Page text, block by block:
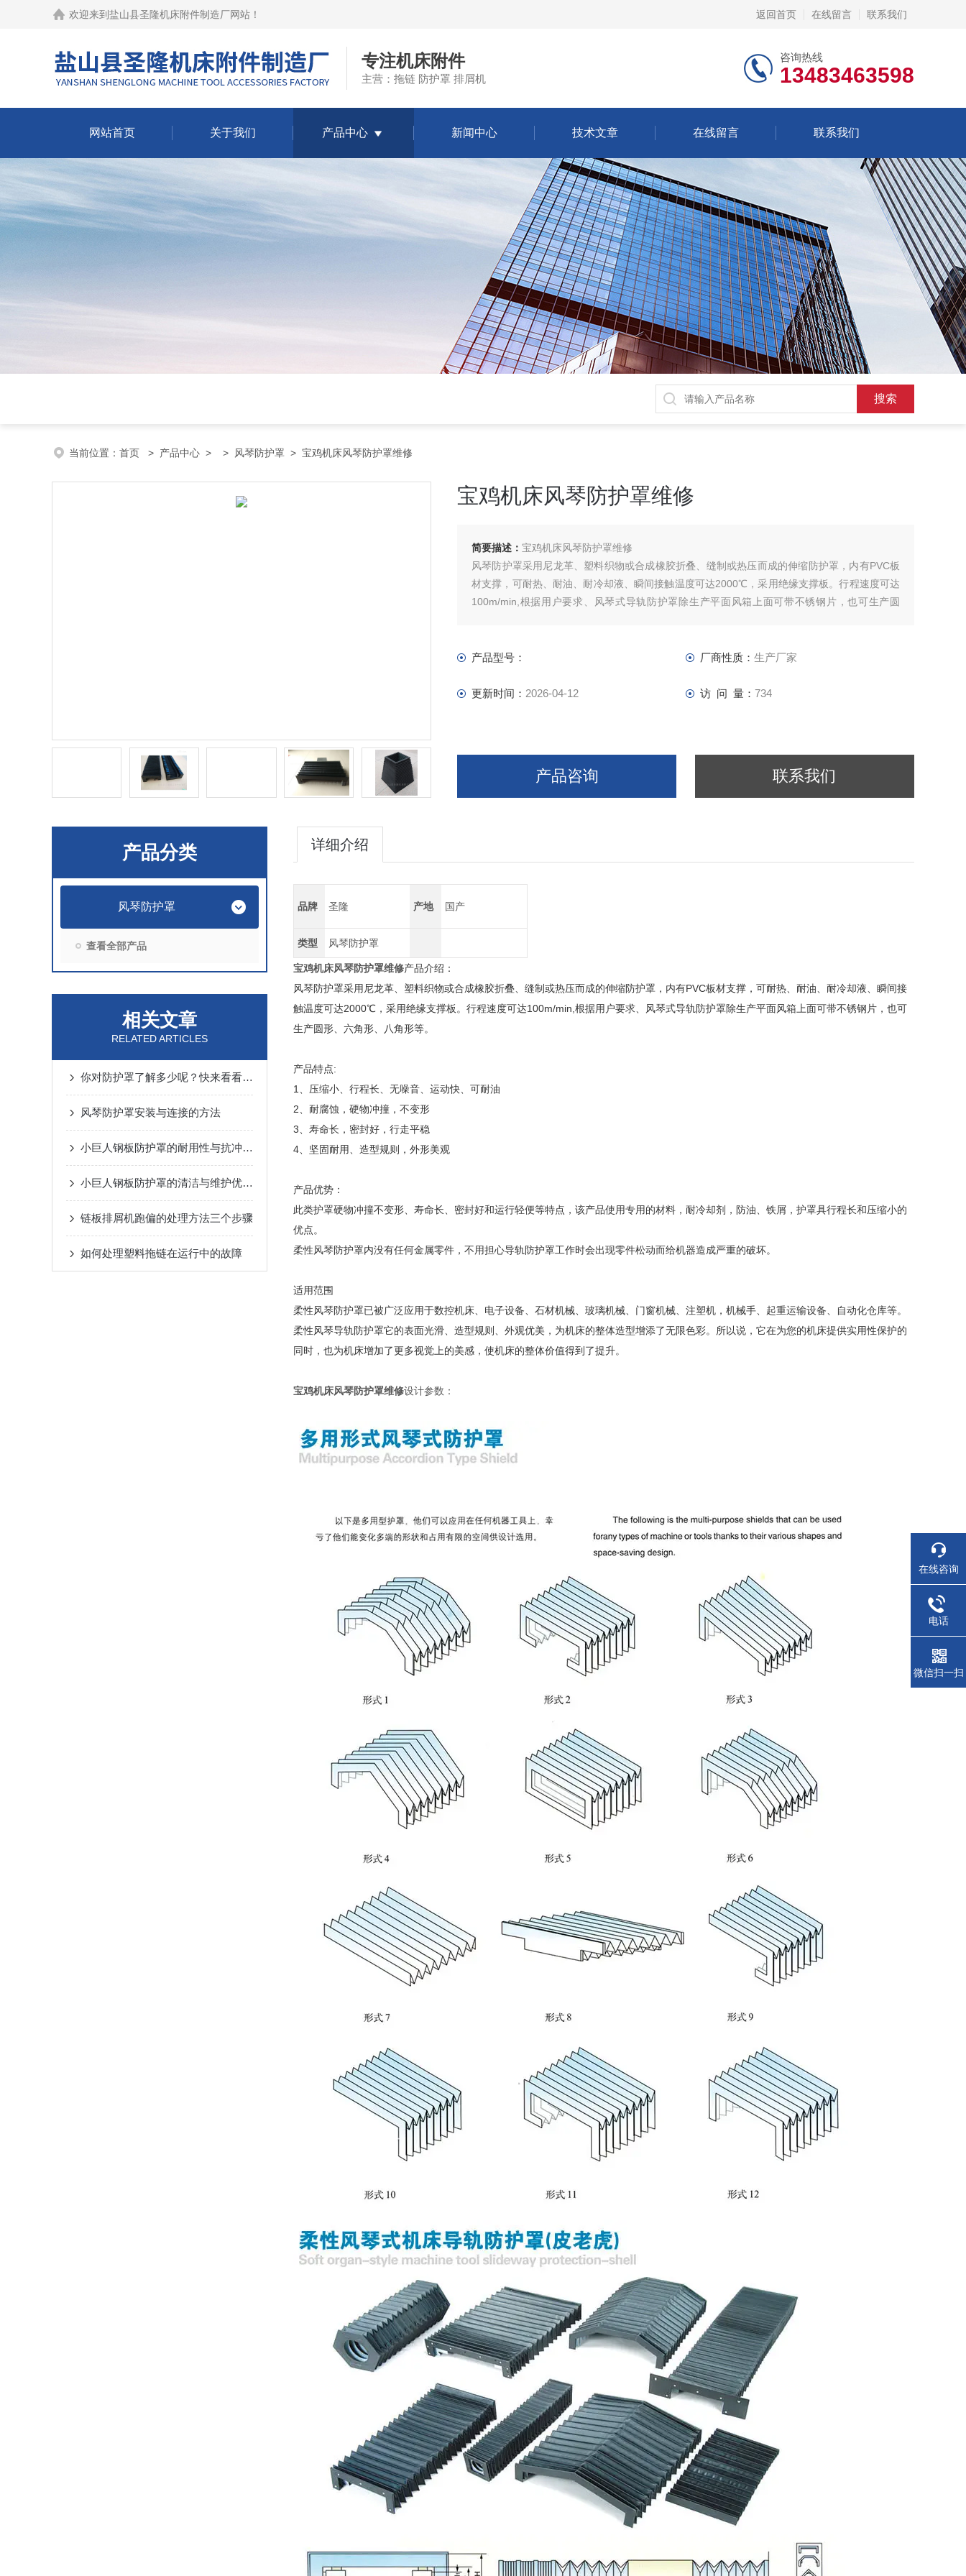
欢迎来到 盐山县圣隆机床附件制造厂网站 ！ 返回首页 在线留言 联系我们
专注机床附件
主营：拖链 防护罩 排屑机
咨询热线
13483463598
网站首页 关于我们 产品中心 新闻中心 技术文章 在线留言 联系我们
当前位置： 首页 > 产品中心 > > 风琴防护罩 > 宝鸡机床风琴防护罩维修
宝鸡机床风琴防护罩维修
简要描述： 宝鸡机床风琴防护罩维修
风琴防护罩采用尼龙革、塑料织物或合成橡胶折叠、缝制或热压而成的伸缩防护罩，内有PVC板
材支撑，可耐热、耐油、耐冷却液、瞬间接触温度可达2000℃，采用绝缘支撑板。行程速度可达
100m/min,根据用户要求、风琴式导轨防护罩除生产平面风箱上面可带不锈钢片，也可生产圆
产品型号： 厂商性质： 生产厂家
更新时间： 2026-04-12 访 问 量： 734
产品咨询 联系我们
产品分类
风琴防护罩
查看全部产品
相关文章
RELATED ARTICLES
你对防护罩了解多少呢？快来看看吧！
风琴防护罩安装与连接的方法
小巨人钢板防护罩的耐用性与抗冲击性能分析
小巨人钢板防护罩的清洁与维护优势概述
链板排屑机跑偏的处理方法三个步骤
如何处理塑料拖链在运行中的故障
详细介绍
品牌 圣隆 产地 国产
类型 风琴防护罩
宝鸡机床风琴防护罩维修产品介绍：
风琴防护罩采用尼龙革、塑料织物或合成橡胶折叠、缝制或热压而成的伸缩防护罩，内有PVC板材支撑，可耐热、耐油、耐冷却液、瞬间接
触温度可达2000℃，采用绝缘支撑板。行程速度可达100m/min,根据用户要求、风琴式导轨防护罩除生产平面风箱上面可带不锈钢片，也可
生产圆形、六角形、八角形等。
产品特点:
1、压缩小、行程长、无噪音、运动快、可耐油
2、耐腐蚀，硬物冲撞，不变形
3、寿命长，密封好，行走平稳
4、坚固耐用、造型规则，外形美观
产品优势：
此类护罩硬物冲撞不变形、寿命长、密封好和运行轻便等特点，该产品使用专用的材料，耐冷却剂，防油、铁屑，护罩具行程长和压缩小的
优点。
柔性风琴防护罩内没有任何金属零件，不用担心导轨防护罩工作时会出现零件松动而给机器造成严重的破坏。
适用范围
柔性风琴防护罩已被广泛应用于数控机床、电子设备、石材机械、玻璃机械、门窗机械、注塑机，机械手、起重运输设备、自动化仓库等。
柔性风琴导轨防护罩它的表面光滑、造型规则、外观优美，为机床的整体造型增添了无限色彩。所以说，它在为您的机床提供实用性保护的
同时，也为机床增加了更多视觉上的美感，使机床的整体价值得到了提升。
宝鸡机床风琴防护罩维修设计参数：
在线咨询
电话
微信扫一扫